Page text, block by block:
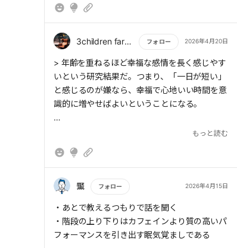
人生そのものが豊かに感じられる。例えば以下
瞬間」が
可視化され、感情が安定し、時間の流れも穏や
かになる。
明るい光、やわらかな音、好きな香りなど、五
「自己決定感」
●イフ・ゼン・プランニング(If-Then
Planning)
> 先延ばしを防ぐうえでもっとも効果的だった
のは、「自己調整スキルの訓練」と「自己効力
感(できるという感覚)の強化」の2点であっ
た。
3children farther フォロー 2026年4月20日
もっと読む
> 年齢を重ねるほど幸福な感情を長く感じやす
いという研究結果だ。つまり、「一日が短い」
と感じるのが嫌なら、幸福で心地いい時間を意
識的に増やせばよいということになる。
行動の成功率が2～3倍に高まることがわかっ
> 集中力が落ちたときには、カフェインを摂る
よりも階段を昇り降りするほうが効果的だ。
もっと読む
黶 フォロー 2026年4月15日
もっと読む
・あとで教えるつもりで話を聞く
・階段の上り下りはカフェインより質の高いパ
フォーマンスを引き出す眠気覚ましである